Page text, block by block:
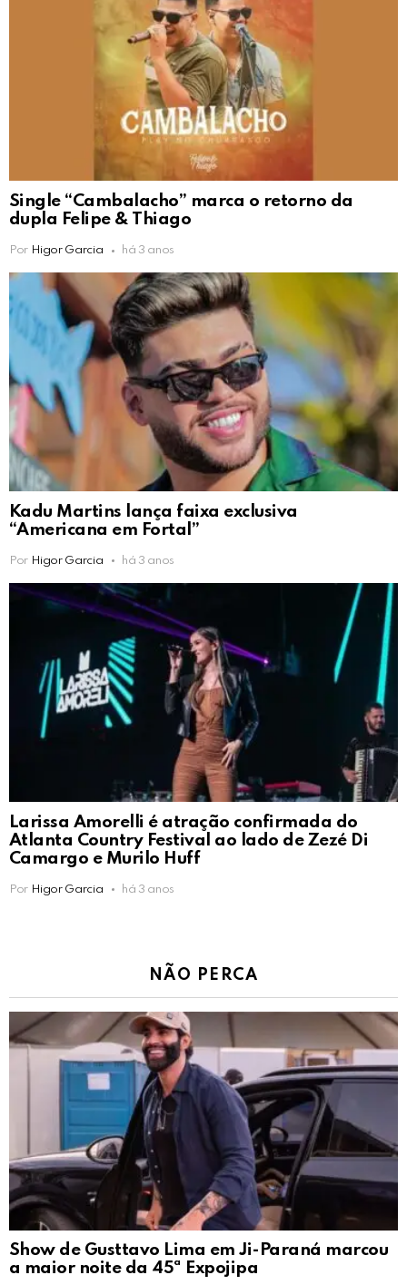
Single “Cambalacho” marca o retorno da
dupla Felipe & Thiago
Por Higor Garcia há 3 anos
Kadu Martins lança faixa exclusiva
“Americana em Fortal”
Por Higor Garcia há 3 anos
Larissa Amorelli é atração confirmada do
Atlanta Country Festival ao lado de Zezé Di
Camargo e Murilo Huff
Por Higor Garcia há 3 anos
NÃO PERCA
Show de Gusttavo Lima em Ji-Paraná marcou
a maior noite da 45ª Expojipa